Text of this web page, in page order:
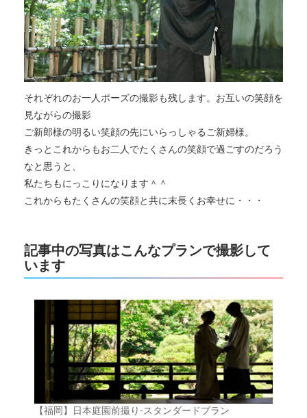
それぞれのお一人ポーズの撮影も残します。お互いの笑顔を
見ながらの撮影
ご新郎様の明るい笑顔の先にいらっしゃるご新婦様。
きっとこれからもお二人でたくさんの笑顔で過ごすのだろう
なと思うと、
私たちもにっこりになります＾＾
これからもたくさんの笑顔と共に末長くお幸せに・・・
記事中の写真はこんなプランで撮影して
います
【福岡】日本庭園前撮り-スタンダードプラン